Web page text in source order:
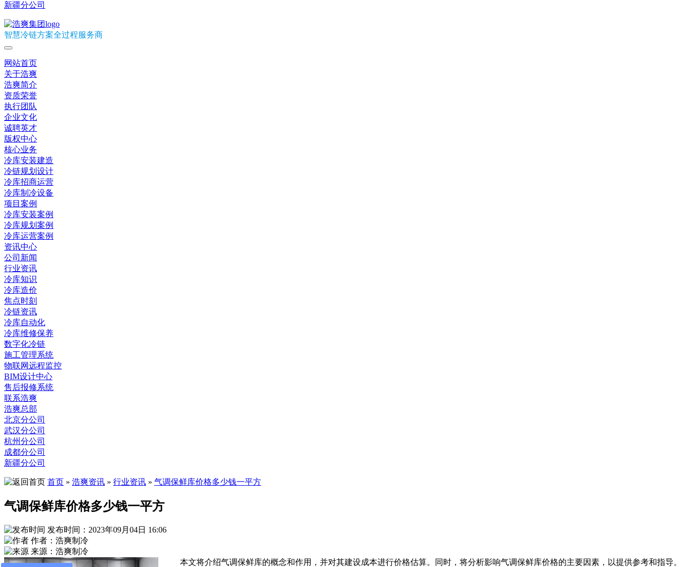
新疆分公司
智慧冷链方案全过程服务商
网站首页
关于浩爽
浩爽简介
资质荣誉
执行团队
企业文化
诚聘英才
版权中心
核心业务
冷库安装建造
冷链规划设计
冷库招商运营
冷库制冷设备
项目案例
冷库安装案例
冷库规划案例
冷库运营案例
资讯中心
公司新闻
行业资讯
冷库知识
冷库造价
焦点时刻
冷链资讯
冷库自动化
冷库维修保养
数字化冷链
施工管理系统
物联网远程监控
BIM设计中心
售后报修系统
联系浩爽
浩爽总部
北京分公司
武汉分公司
杭州分公司
成都分公司
新疆分公司
首页 » 浩爽资讯 » 行业资讯 » 气调保鲜库价格多少钱一平方
气调保鲜库价格多少钱一平方
发布时间：2023年09月04日 16:06
作者：浩爽制冷
来源：浩爽制冷
本文将介绍气调保鲜库的概念和作用，并对其建设成本进行价格估算。同时，将分析影响气调保鲜库价格的主要因素，以提供参考和指导。